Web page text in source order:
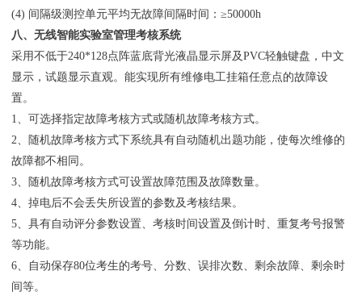
(4) 间隔级测控单元平均无故障间隔时间：≥50000h
八、无线智能实验室管理考核系统
采用不低于240*128点阵蓝底背光液晶显示屏及PVC轻触键盘，中文
显示，试题显示直观。能实现所有维修电工挂箱任意点的故障设
置。
1、可选择指定故障考核方式或随机故障考核方式。
2、随机故障考核方式下系统具有自动随机出题功能，使每次维修的
故障都不相同。
3、随机故障考核方式可设置故障范围及故障数量。
4、掉电后不会丢失所设置的参数及考核结果。
5、具有自动评分参数设置、考核时间设置及倒计时、重复考号报警
等功能。
6、自动保存80位考生的考号、分数、误排次数、剩余故障、剩余时
间等。